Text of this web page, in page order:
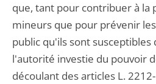
que, tant pour contribuer à la
mineurs que pour prévenir
public qu'ils sont susceptibles
l'autorité investie du pouvoir
découlant des articles L.